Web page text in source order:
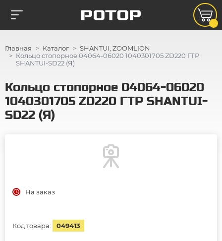
Главная Каталог
SHANTUI, ZOOMLION
Кольцо стопорное 04064-06020 1040301705 ZD220 ГТР
SHANTUI-SD22 (Я)
Кольцо стопорное 04064-06020
1040301705 ZD220 ГТР SHANTUI-
SD22 (Я)
На заказ
Код товара: 049413